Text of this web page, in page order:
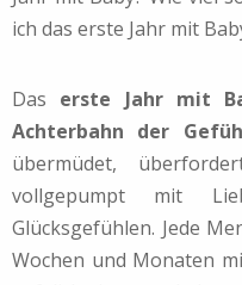
ich das erste Jahr mit
Das erste Jahr mit
Achterbahn der
übermüdet,
vollgepumpt mit
Glücksgefühlen. Jede
Wochen und Monaten